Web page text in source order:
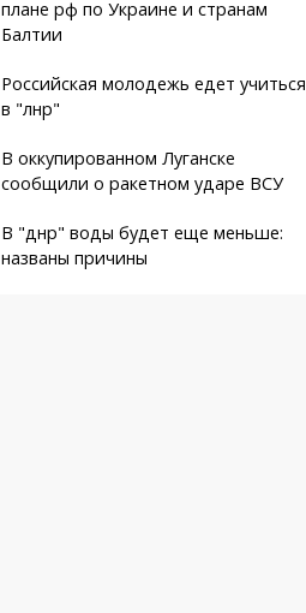
плане рф по Украине и странам
Балтии
Российская молодежь едет учиться
в "лнр"
В оккупированном Луганске
сообщили о ракетном ударе ВСУ
В "днр" воды будет еще меньше:
названы причины